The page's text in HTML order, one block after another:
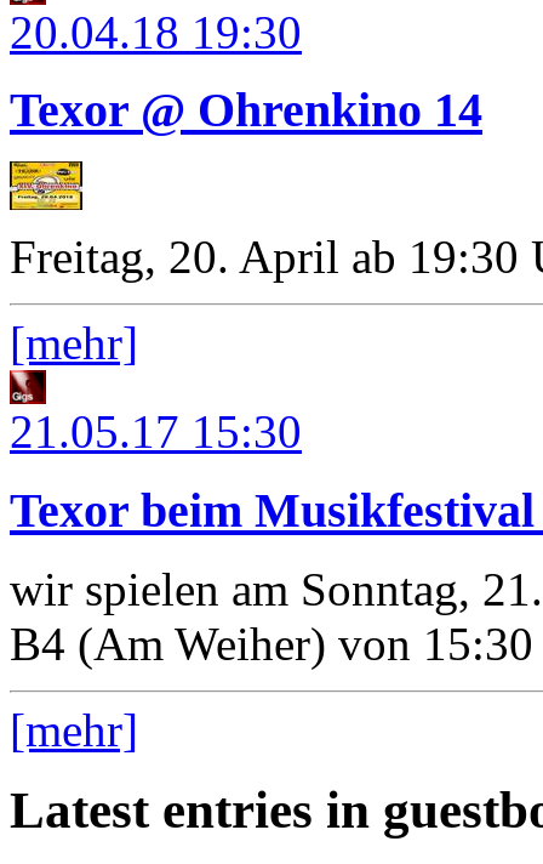
20.04.18 19:30
Texor @ Ohrenkino 14
Freitag, 20. April ab
[mehr]
21.05.17 15:30
Texor beim
wir spielen am Sonntag,
B4 (Am Weiher) von
[mehr]
Latest entries in